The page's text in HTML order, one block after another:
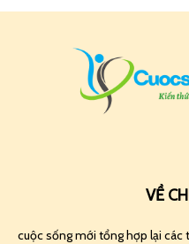
VỀ
cuộc sống mới tổng hợp lại